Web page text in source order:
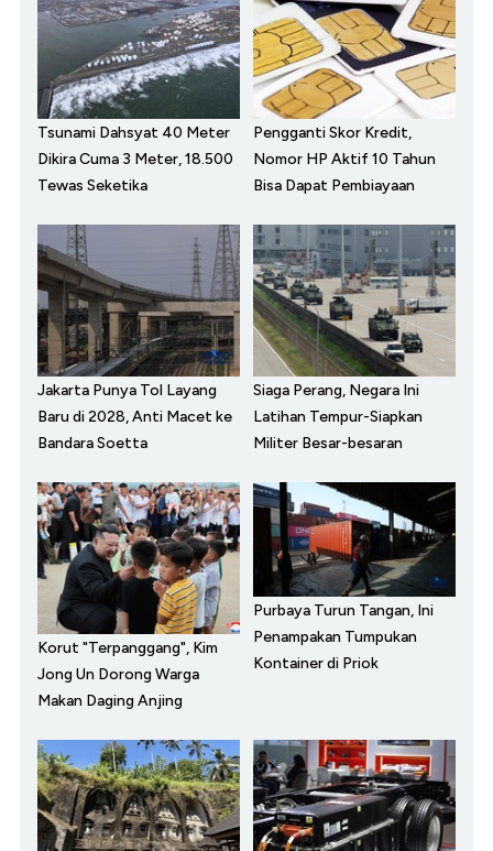
Tsunami Dahsyat 40 Meter
Dikira Cuma 3 Meter, 18.500
Tewas Seketika
Pengganti Skor Kredit,
Nomor HP Aktif 10 Tahun
Bisa Dapat Pembiayaan
Jakarta Punya Tol Layang
Baru di 2028, Anti Macet ke
Bandara Soetta
Siaga Perang, Negara Ini
Latihan Tempur-Siapkan
Militer Besar-besaran
Korut "Terpanggang", Kim
Jong Un Dorong Warga
Makan Daging Anjing
Purbaya Turun Tangan, Ini
Penampakan Tumpukan
Kontainer di Priok